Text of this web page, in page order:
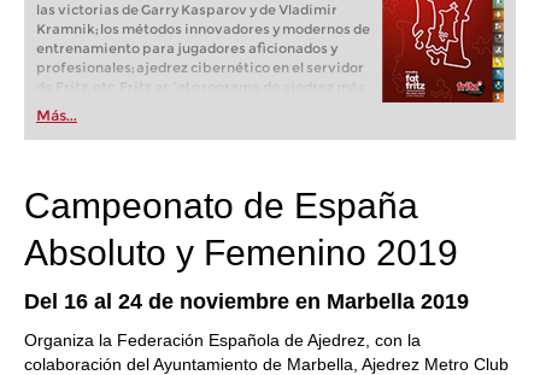
las victorias de Garry Kasparov y de Vladimir
Kramnik; los métodos innovadores y modernos de
entrenamiento para jugadores aficionados y
profesionales; ajedrez cibernético en el servidor
popular de Alemania” (Der Spiegel) y ofrece todo
lo que necesita el ajedrecista. La novedad más
espectacular: Fritz 17 incluye el módulo basado
Más...
Campeonato de España
Absoluto y Femenino 2019
Del 16 al 24 de noviembre en Marbella 2019
Organiza la Federación Española de Ajedrez, con la
colaboración del Ayuntamiento de Marbella, Ajedrez Metro Club